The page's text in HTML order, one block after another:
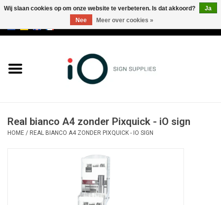
Merken
Bel ons op +32 3 353 67 63
Real bianco A4 zonder Pixquick - iO sign
HOME / REAL BIANCO A4 ZONDER PIXQUICK - IO SIGN
Wij slaan cookies op om onze website te verbeteren. Is dat akkoord?
Ja
Nee
Meer over cookies »